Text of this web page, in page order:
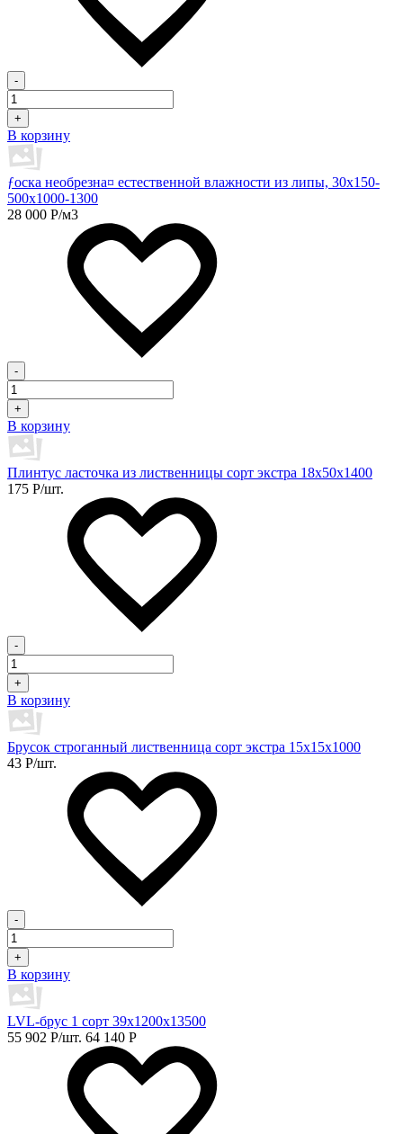
-
+
В корзину
ƒоска необрезна¤ естественной влажности из липы, 30х150-
500х1000-1300
28 000 Р/м3
-
+
В корзину
Плинтус ласточка из лиственницы сорт экстра 18х50х1400
175 Р/шт.
-
+
В корзину
Брусок строганный лиственница сорт экстра 15х15х1000
43 Р/шт.
-
+
В корзину
LVL-брус 1 сорт 39х1200х13500
55 902 Р/шт. 64 140 Р